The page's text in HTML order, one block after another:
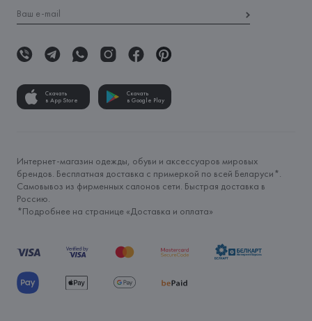
Скачать
в App Store
Скачать
в Google Play
Интернет-магазин одежды, обуви и аксессуаров мировых
брендов. Бесплатная доставка с примеркой по всей Беларуси*.
Самовывоз из фирменных салонов сети. Быстрая доставка в
Россию.
*Подробнее на странице «Доставка и оплата»